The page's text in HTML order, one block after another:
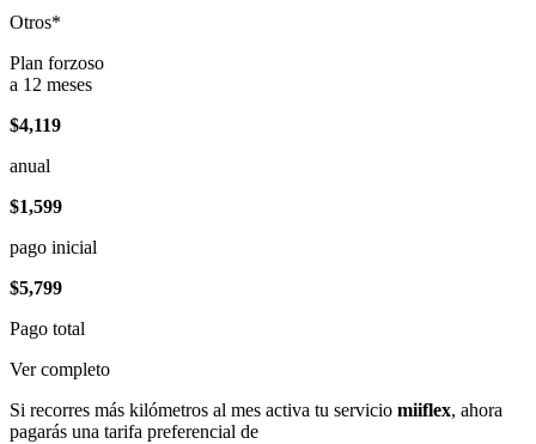
Otros*
Plan forzoso
a 12 meses
$4,119
anual
$1,599
pago inicial
$5,799
Pago total
Ver completo
Si recorres más kilómetros al mes activa tu servicio miiflex, ahora
pagarás una tarifa preferencial de